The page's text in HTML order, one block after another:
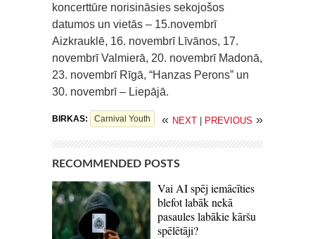
koncerttūre norisināsies sekojošos
datumos un vietās – 15.novembrī
Aizkrauklē, 16. novembrī Līvānos, 17.
novembrī Valmierā, 20. novembrī Madonā,
23. novembrī Rīgā, “Hanzas Perons” un
30. novembrī – Liepājā.
BIRKAS: Carnival Youth « NEXT | PREVIOUS »
RECOMMENDED POSTS
Vai AI spēj iemācīties
blefot labāk nekā
pasaules labākie kāršu
spēlētāji?